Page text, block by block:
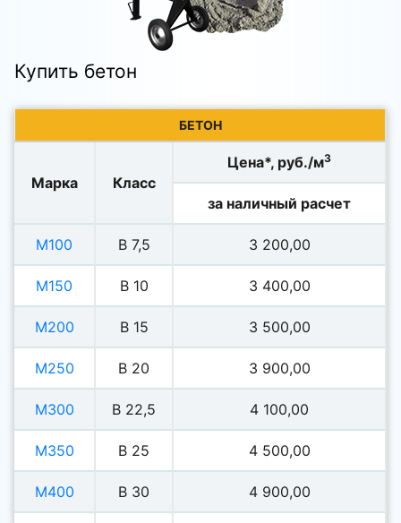
Купить бетон
БЕТОН
Марка Класс
Цена*, руб./м3
за наличный расчет
М100 В 7,5 3 200,00
М150 В 10 3 400,00
М200 В 15 3 500,00
М250 В 20 3 900,00
М300 В 22,5 4 100,00
М350 В 25 4 500,00
М400 В 30 4 900,00